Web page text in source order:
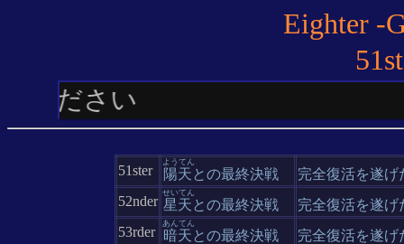
Eighter -
51ster 陽天
ようてん
との最終決戦
完全復活を遂げ
52nder 星天
せいてん
との最終決戦
完全復活を遂げ
53rder
暗天
あんてん
との最終決戦
完全復活を遂げ